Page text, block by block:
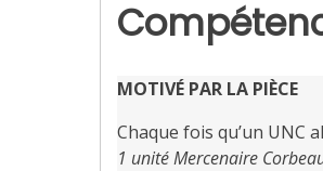
MOTIVÉ PAR LA PIÈCE
Chaque fois qu’un UNC
1 unité Mercenaire